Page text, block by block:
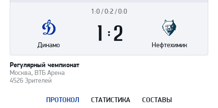
Москва, ВТБ Арена
4526 Зрителей
Регулярный чемпионат
матча
1:0 / 0:2 / 0:0
Динамо Нефтехимик
ПРОТОКОЛ СТАТИСТИКА СОСТАВЫ